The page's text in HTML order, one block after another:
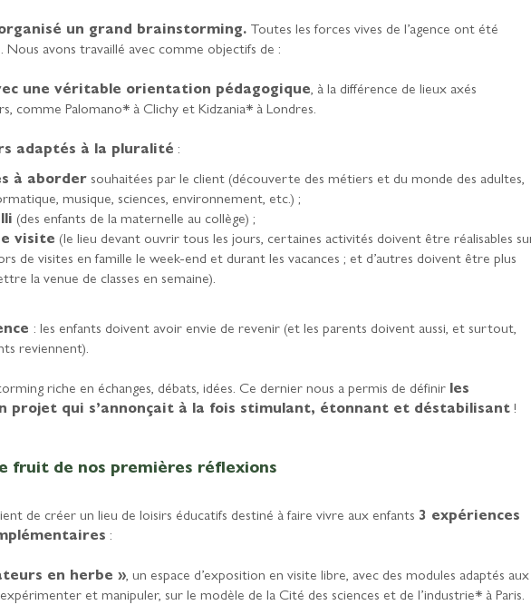
un grand brainstorming. Toutes les forces vives de l’agence ont été
Nous avons travaillé avec comme objectifs de :
une véritable orientation pédagogique, à la différence de lieux axés
comme Palomano* à Clichy et Kidzania* à Londres.
adaptés à la pluralité :
à aborder souhaitées par le client (découverte des métiers et du monde des adultes,
musique, sciences, environnement, etc.) ;
(des enfants de la maternelle au collège) ;
visite (le lieu devant ouvrir tous les jours, certaines activités doivent être réalisables
de visites en famille le week-end et durant les vacances ; et d’autres doivent être plus
la venue de classes en semaine).
: les enfants doivent avoir envie de revenir (et les parents doivent aussi, et surtout,
reviennent).
riche en échanges, débats, idées. Ce dernier nous a permis de définir les
projet qui s’annonçait à la fois stimulant, étonnant et déstabilisant!
fruit de nos premières réflexions
de créer un lieu de loisirs éducatifs destiné à faire vivre aux enfants 3 expériences
:
en herbe », un espace d’exposition en visite libre, avec des modules adaptés aux
et manipuler, sur le modèle de la Cité des sciences et de l’industrie* à Paris.